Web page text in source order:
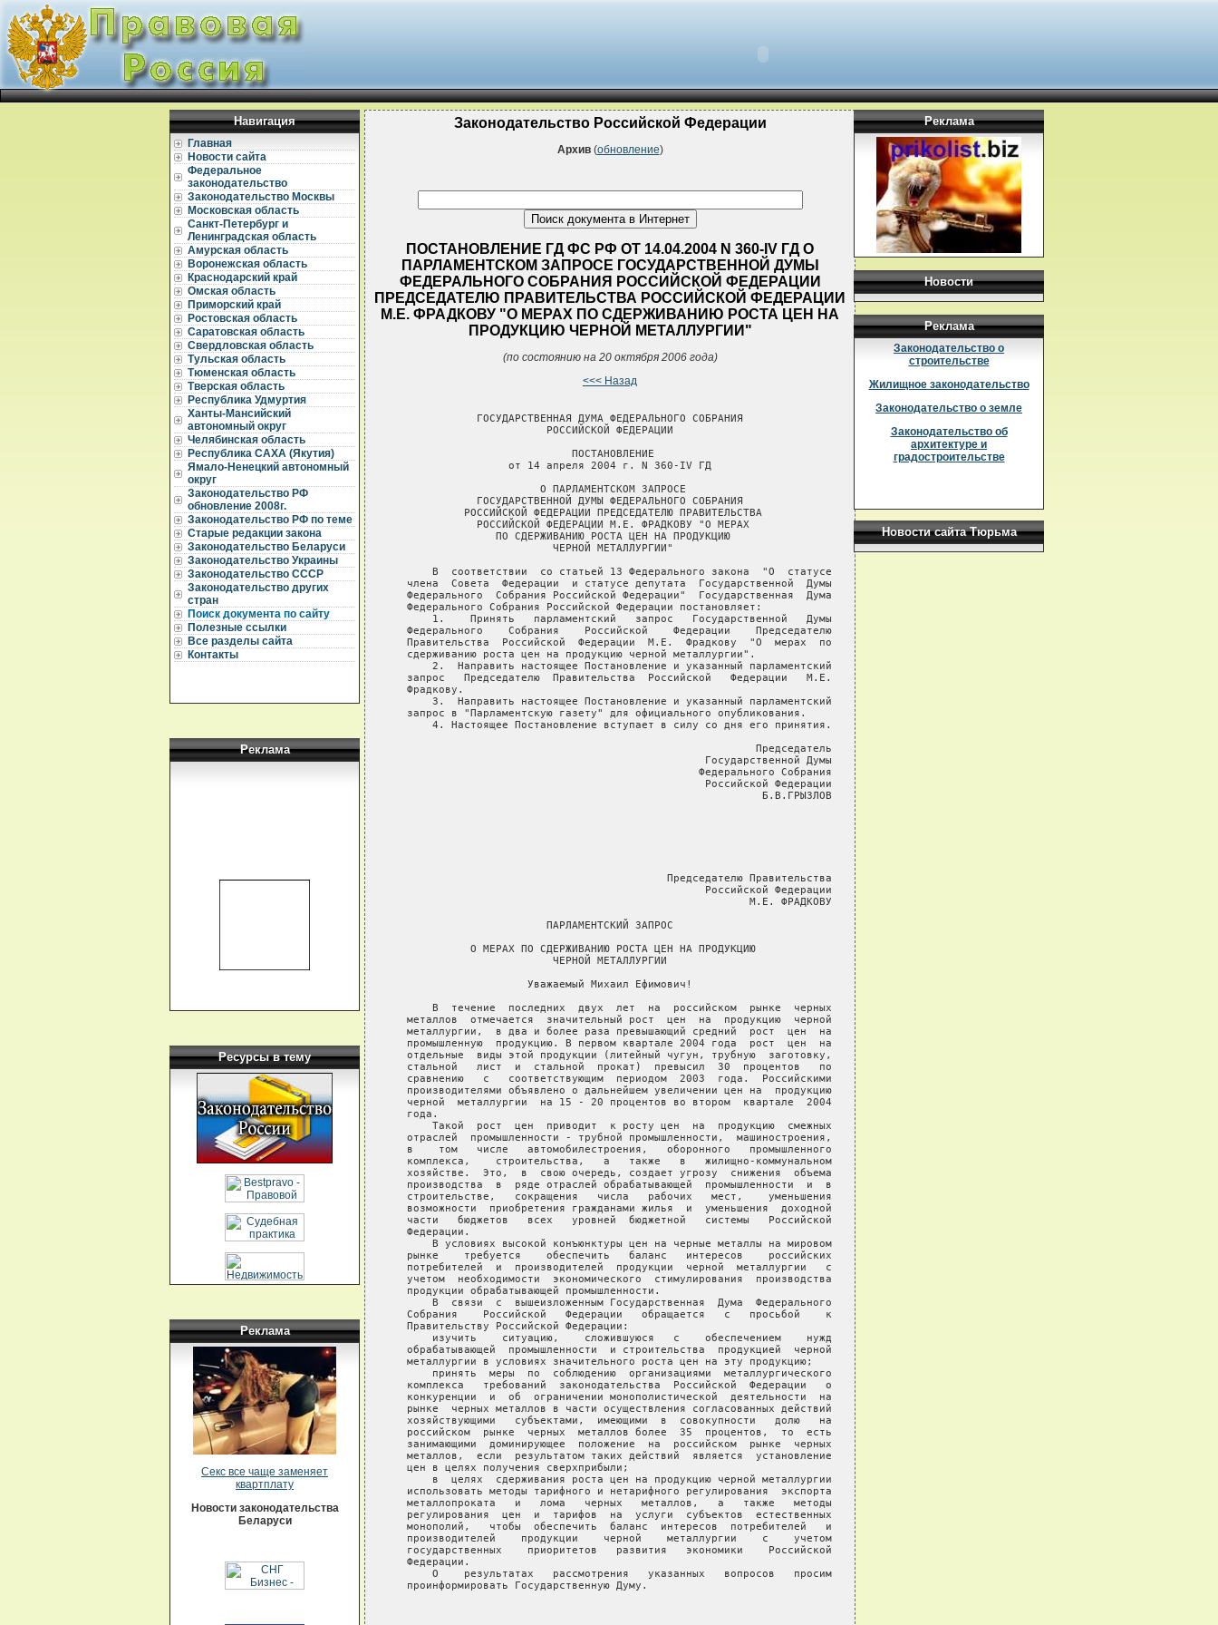
Навигация
Главная
Новости сайта
Федеральное
законодательство
Законодательство Москвы
Московская область
Санкт-Петербург и
Ленинградская область
Амурская область
Воронежская область
Краснодарский край
Омская область
Приморский край
Ростовская область
Саратовская область
Свердловская область
Тульская область
Тюменская область
Тверская область
Республика Удмуртия
Ханты-Мансийский
автономный округ
Челябинская область
Республика САХА (Якутия)
Ямало-Ненецкий автономный
округ
Законодательство РФ
обновление 2008г.
Законодательство РФ по теме
Старые редакции закона
Законодательство Беларуси
Законодательство Украины
Законодательство СССР
Законодательство других
стран
Поиск документа по сайту
Полезные ссылки
Все разделы сайта
Контакты
Реклама
Ресурсы в тему
Реклама
Секс все чаще заменяет
квартплату
Новости законодательства
Беларуси
Законодательство Российской Федерации
Архив (обновление)
ПОСТАНОВЛЕНИЕ ГД ФС РФ ОТ 14.04.2004 N 360-IV ГД О
ПАРЛАМЕНТСКОМ ЗАПРОСЕ ГОСУДАРСТВЕННОЙ ДУМЫ
ФЕДЕРАЛЬНОГО СОБРАНИЯ РОССИЙСКОЙ ФЕДЕРАЦИИ
ПРЕДСЕДАТЕЛЮ ПРАВИТЕЛЬСТВА РОССИЙСКОЙ ФЕДЕРАЦИИ
М.Е. ФРАДКОВУ "О МЕРАХ ПО СДЕРЖИВАНИЮ РОСТА ЦЕН НА
ПРОДУКЦИЮ ЧЕРНОЙ МЕТАЛЛУРГИИ"
(по состоянию на 20 октября 2006 года)
<<< Назад
              ГОСУДАРСТВЕННАЯ ДУМА ФЕДЕРАЛЬНОГО СОБРАНИЯ
                         РОССИЙСКОЙ ФЕДЕРАЦИИ
                             ПОСТАНОВЛЕНИЕ
                   от 14 апреля 2004 г. N 360-IV ГД
                        О ПАРЛАМЕНТСКОМ ЗАПРОСЕ
              ГОСУДАРСТВЕННОЙ ДУМЫ ФЕДЕРАЛЬНОГО СОБРАНИЯ
            РОССИЙСКОЙ ФЕДЕРАЦИИ ПРЕДСЕДАТЕЛЮ ПРАВИТЕЛЬСТВА
              РОССИЙСКОЙ ФЕДЕРАЦИИ М.Е. ФРАДКОВУ "О МЕРАХ
                 ПО СДЕРЖИВАНИЮ РОСТА ЦЕН НА ПРОДУКЦИЮ
                          ЧЕРНОЙ МЕТАЛЛУРГИИ"
       В  соответствии  со статьей 13 Федерального закона  "О  статусе
   члена  Совета  Федерации  и статусе депутата  Государственной  Думы
   Федерального  Собрания Российской Федерации"  Государственная  Дума
   Федерального Собрания Российской Федерации постановляет:
       1.    Принять   парламентский   запрос   Государственной   Думы
   Федерального    Собрания    Российской    Федерации    Председателю
   Правительства  Российской  Федерации  М.Е.  Фрадкову  "О  мерах  по
   сдерживанию роста цен на продукцию черной металлургии".
       2.  Направить настоящее Постановление и указанный парламентский
   запрос   Председателю  Правительства  Российской   Федерации   М.Е.
   Фрадкову.
       3.  Направить настоящее Постановление и указанный парламентский
   запрос в "Парламентскую газету" для официального опубликования.
       4. Настоящее Постановление вступает в силу со дня его принятия.
                                                          Председатель
                                                  Государственной Думы
                                                 Федерального Собрания
                                                  Российской Федерации
                                                           Б.В.ГРЫЗЛОВ
                                            Председателю Правительства
                                                  Российской Федерации
                                                         М.Е. ФРАДКОВУ
                         ПАРЛАМЕНТСКИЙ ЗАПРОС
             О МЕРАХ ПО СДЕРЖИВАНИЮ РОСТА ЦЕН НА ПРОДУКЦИЮ
                          ЧЕРНОЙ МЕТАЛЛУРГИИ
                      Уважаемый Михаил Ефимович!
       В  течение  последних  двух  лет  на  российском  рынке  черных
   металлов  отмечается  значительный рост  цен  на  продукцию  черной
   металлургии,  в два и более раза превышающий средний  рост  цен  на
   промышленную  продукцию. В первом квартале 2004 года  рост  цен  на
   отдельные  виды этой продукции (литейный чугун, трубную  заготовку,
   стальной   лист  и  стальной  прокат)  превысил  30  процентов   по
   сравнению   с   соответствующим  периодом  2003  года.  Российскими
   производителями объявлено о дальнейшем увеличении цен на  продукцию
   черной  металлургии  на 15 - 20 процентов во втором  квартале  2004
   года.
       Такой  рост  цен  приводит  к росту цен  на  продукцию  смежных
   отраслей  промышленности - трубной промышленности,  машиностроения,
   в    том   числе   автомобилестроения,   оборонного   промышленного
   комплекса,    строительства,   а   также   в   жилищно-коммунальном
   хозяйстве.  Это,  в  свою очередь, создает угрозу  снижения  объема
   производства  в  ряде отраслей обрабатывающей  промышленности  и  в
   строительстве,   сокращения   числа   рабочих   мест,    уменьшения
   возможности  приобретения гражданами жилья  и  уменьшения  доходной
   части   бюджетов   всех   уровней  бюджетной   системы   Российской
   Федерации.
       В условиях высокой конъюнктуры цен на черные металлы на мировом
   рынке    требуется    обеспечить   баланс   интересов    российских
   потребителей  и  производителей  продукции  черной  металлургии   с
   учетом  необходимости  экономического  стимулирования  производства
   продукции обрабатывающей промышленности.
       В  связи  с  вышеизложенным Государственная  Дума  Федерального
   Собрания    Российской   Федерации   обращается   с   просьбой    к
   Правительству Российской Федерации:
       изучить    ситуацию,    сложившуюся   с    обеспечением    нужд
   обрабатывающей  промышленности  и строительства  продукцией  черной
   металлургии в условиях значительного роста цен на эту продукцию;
       принять  меры  по  соблюдению  организациями  металлургического
   комплекса   требований  законодательства  Российской  Федерации   о
   конкуренции  и  об  ограничении монополистической  деятельности  на
   рынке  черных металлов в части осуществления согласованных действий
   хозяйствующими   субъектами,  имеющими  в  совокупности   долю   на
   российском  рынке  черных  металлов более  35  процентов,  то  есть
   занимающими  доминирующее  положение  на  российском  рынке  черных
   металлов,  если  результатом таких действий  является  установление
   цен в целях получения сверхприбыли;
       в  целях  сдерживания роста цен на продукцию черной металлургии
   использовать методы тарифного и нетарифного регулирования  экспорта
   металлопроката   и   лома   черных   металлов,   а   также   методы
   регулирования  цен  и  тарифов  на  услуги  субъектов  естественных
   монополий,   чтобы  обеспечить  баланс  интересов  потребителей   и
   производителей    продукции    черной    металлургии    с    учетом
   государственных    приоритетов   развития   экономики    Российской
   Федерации.
       О    результатах   рассмотрения   указанных   вопросов   просим
   проинформировать Государственную Думу.
Реклама
Новости
Реклама
Законодательство о
строительстве
Жилищное законодательство
Законодательство о земле
Законодательство об
архитектуре и
градостроительстве
Новости сайта Тюрьма